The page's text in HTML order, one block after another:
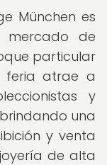
München es
mercado de
particular
feria atrae a
y
una
y venta
de alta